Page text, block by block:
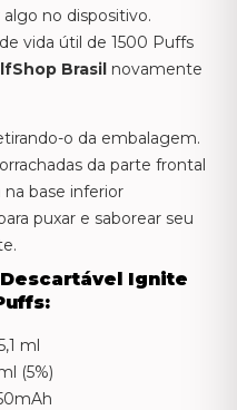
no dispositivo.
vida útil de 1500 Puffs
Brasil novamente
o da embalagem.
da parte frontal
base inferior
puxar e saborear seu
Ignite
ml
(5%)